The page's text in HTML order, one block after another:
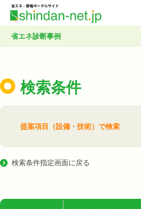
省エネ診断事例
検索条件
提案項目（設備・技術）で検索
検索条件指定画面に戻る